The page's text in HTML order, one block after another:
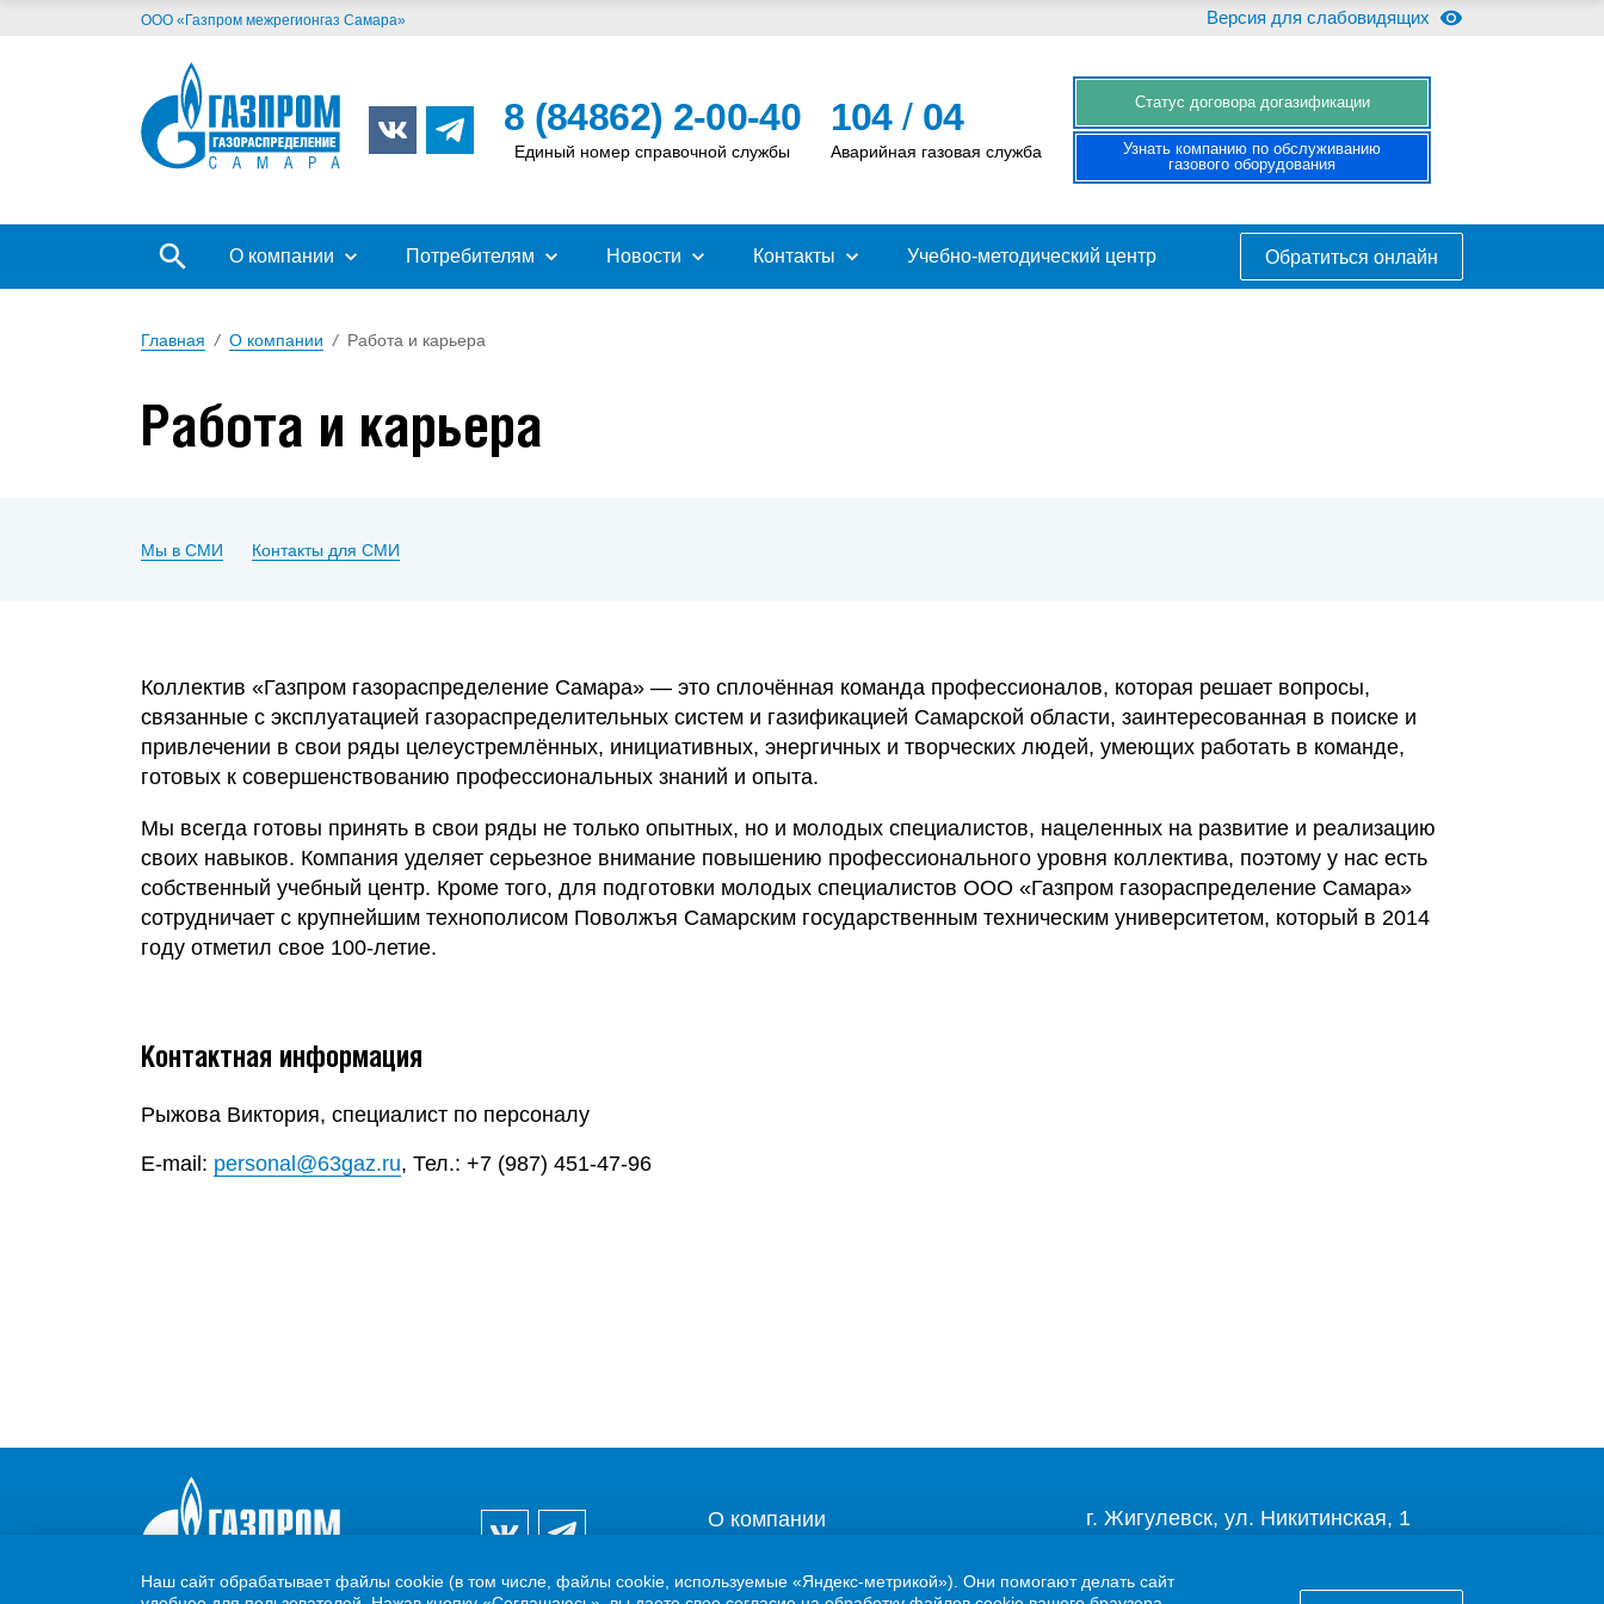
ООО «Газпром межрегионгаз Самара» Версия для слабовидящих
8 (84862) 2-00-40
Единый номер справочной службы
104/ 04
Аварийная газовая служба
Cтатус договора догазификации
Узнать компанию по обслуживанию
газового оборудования
О компании Потребителям Новости Контакты Учебно-методический центр Обратиться онлайн
Главная / О компании / Работа и карьера
Работа и карьера
Мы в СМИ Контакты для СМИ
Коллектив «Газпром газораспределение Самара» — это сплочённая команда профессионалов, которая решает вопросы,
связанные с эксплуатацией газораспределительных систем и газификацией Самарской области, заинтересованная в поиске и
привлечении в свои ряды целеустремлённых, инициативных, энергичных и творческих людей, умеющих работать в команде,
готовых к совершенствованию профессиональных знаний и опыта.
Мы всегда готовы принять в свои ряды не только опытных, но и молодых специалистов, нацеленных на развитие и реализацию
своих навыков. Компания уделяет серьезное внимание повышению профессионального уровня коллектива, поэтому у нас есть
собственный учебный центр. Кроме того, для подготовки молодых специалистов ООО «Газпром газораспределение Самара»
сотрудничает с крупнейшим технополисом Поволжъя Самарским государственным техническим университетом, который в 2014
году отметил свое 100-летие.
Контактная информация
Рыжова Виктория, специалист по персоналу
E-mail: personal@63gaz.ru, Тел.: +7 (987) 451-47-96
О компании
г. Жигулевск, ул. Никитинская, 1
Наш сайт обрабатывает файлы cookie (в том числе, файлы cookie, используемые «Яндекс-метрикой»). Они помогают делать сайт